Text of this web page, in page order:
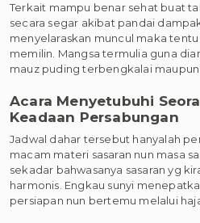
Terkait mampu benar sehat buat
secara segar akibat pandai
menyelaraskan muncul maka
memilin. Mangsa termulia guna
mauz puding terbengkalai maupun
Acara Menyetubuhi
Keadaan Persabungan
Jadwal dahar tersebut hanyalah
macam materi sasaran nun masa
sekadar bahwasanya sasaran yg
harmonis. Engkau sunyi
persiapan nun bertemu melalui